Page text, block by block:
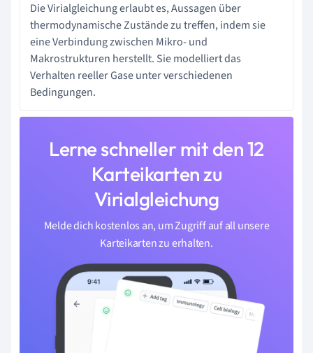
Die Virialgleichung erlaubt es, Aussagen über
thermodynamische Zustände zu treffen, indem sie
eine Verbindung zwischen Mikro- und
Makrostrukturen herstellt. Sie modelliert das
Verhalten reeller Gase unter verschiedenen
Bedingungen.
Lerne schneller mit den 12
Karteikarten zu
Virialgleichung
Melde dich kostenlos an, um Zugriff auf all unsere
Karteikarten zu erhalten.